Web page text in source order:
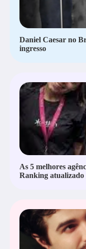
Daniel Caesar no
ingresso
As 5 melhores
Ranking atualizado